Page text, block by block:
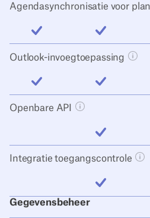
Agendasynchronisatie voor
inbegrepen inbegrepen
Outlook-invoegtoepassing
inbegrepen inbegrepen
Openbare API Tooltip knop
inbegrepen
Integratie toegangscontrole
inbegrepen
Gegevensbeheer